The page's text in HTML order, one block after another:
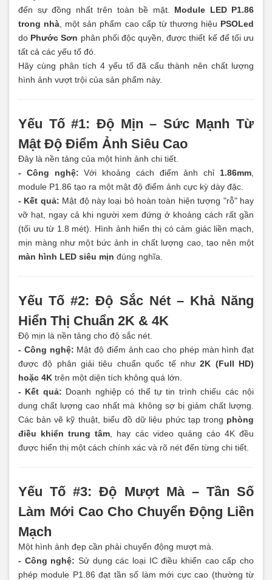
đến sự đồng nhất trên toàn bề mặt. Module LED P1.86
trong nhà , một sản phẩm cao cấp từ thương hiệu PSOLed
do Phước Sơn phân phối độc quyền, được thiết kế để tối ưu
tất cả các yếu tố đó.
Hãy cùng phân tích 4 yếu tố đã cấu thành nên chất lượng
hình ảnh vượt trội của sản phẩm này.
Yếu Tố #1: Độ Mịn – Sức Mạnh Từ
Mật Độ Điểm Ảnh Siêu Cao
Đây là nền tảng của một hình ảnh chi tiết.
- Công nghệ: Với khoảng cách điểm ảnh chỉ 1.86mm
module P1.86 tạo ra một mật độ điểm ảnh cực kỳ dày đặc.
- Kết quả: Mật độ này loại bỏ hoàn toàn hiện tượng "rỗ" hay
vỡ hạt, ngay cả khi người xem đứng ở khoảng cách rất gần
(tối ưu từ 1.8 mét). Hình ảnh hiển thị có cảm giác liền mạch,
mịn màng như một bức ảnh in chất lượng cao, tạo nên một
màn hình LED siêu mịn đúng nghĩa.
Yếu Tố #2: Độ Sắc Nét – Khả Năng
Hiển Thị Chuẩn 2K & 4K
Độ mịn là nền tảng cho độ sắc nét.
- Công nghệ: Mật độ điểm ảnh cao cho phép màn hình đạt
được độ phân giải tiêu chuẩn quốc tế như2K (Full HD)
hoặc 4K trên một diện tích không quá lớn.
- Kết quả: Doanh nghiệp có thể tự tin trình chiếu các nội
dung chất lượng cao nhất mà không sợ bị giảm chất lượng.
Các bản vẽ kỹ thuật, biểu đồ dữ liệu phức tạp trong phòng
điều khiển trung tâm , hay các video quảng cáo 4K đều
được hiển thị một cách chính xác và rõ nét đến từng chi tiết.
Yếu Tố #3: Độ Mượt Mà – Tần Số
Làm Mới Cao Cho Chuyển Động Liền
Mạch
Một hình ảnh đẹp cần phải chuyển động mượt mà.
- Công nghệ: Sử dụng các loại IC điều khiển cao cấp cho
phép module P1.86 đạt tần số làm mới cực cao (thường từ